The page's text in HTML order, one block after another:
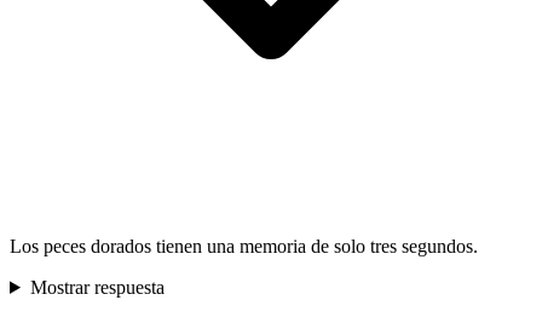
Los peces dorados tienen una memoria de solo tres segundos.
Mostrar respuesta